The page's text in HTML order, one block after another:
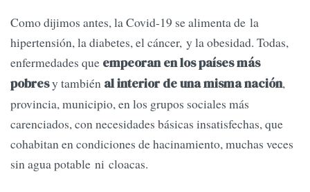
Como dijimos antes, la Covid-19 se alimenta de la
hipertensión, la diabetes, el cáncer, y la obesidad. Todas,
enfermedades que empeoran en los países más
pobresy también al interior de una misma nación,
provincia, municipio, en los grupos sociales más
carenciados, con necesidades básicas insatisfechas, que
cohabitan en condiciones de hacinamiento, muchas veces
sin agua potable ni cloacas.